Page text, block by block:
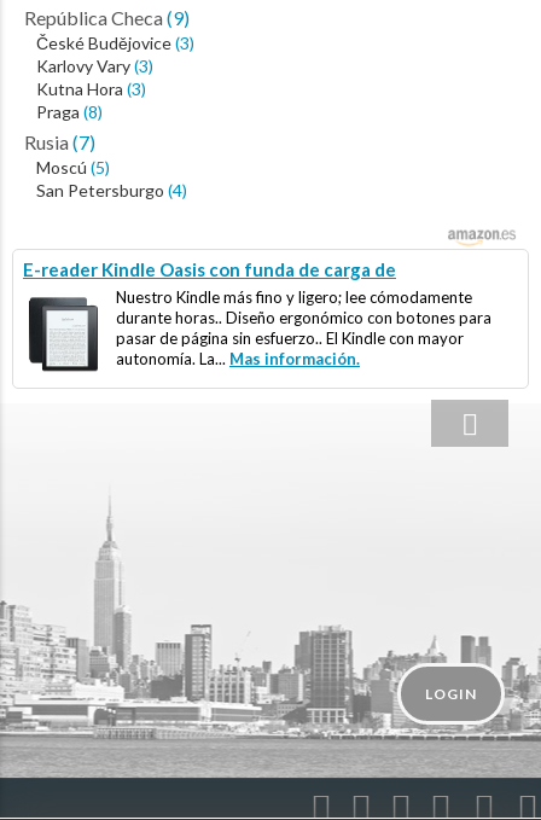
República Checa(9)
České Budějovice(3)
Karlovy Vary(3)
Kutna Hora (3)
Praga (8)
Rusia(7)
Moscú (5)
San Petersburgo (4)
E-reader Kindle Oasis con funda de carga de
Nuestro Kindle más fino y ligero; lee cómodamente
durante horas.. Diseño ergonómico con botones para
pasar de página sin esfuerzo.. El Kindle con mayor
autonomía. La... Mas información.
LOGIN